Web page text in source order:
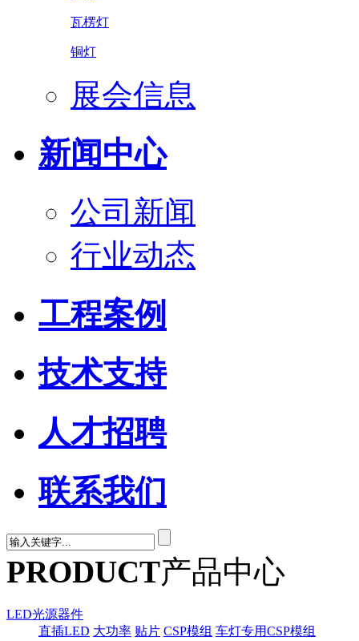
瓦楞灯
铜灯
展会信息
新闻中心
公司新闻
行业动态
工程案例
技术支持
人才招聘
联系我们
PRODUCT产品中心
LED光源器件
直插LED 大功率 贴片 CSP模组 车灯专用CSP模组